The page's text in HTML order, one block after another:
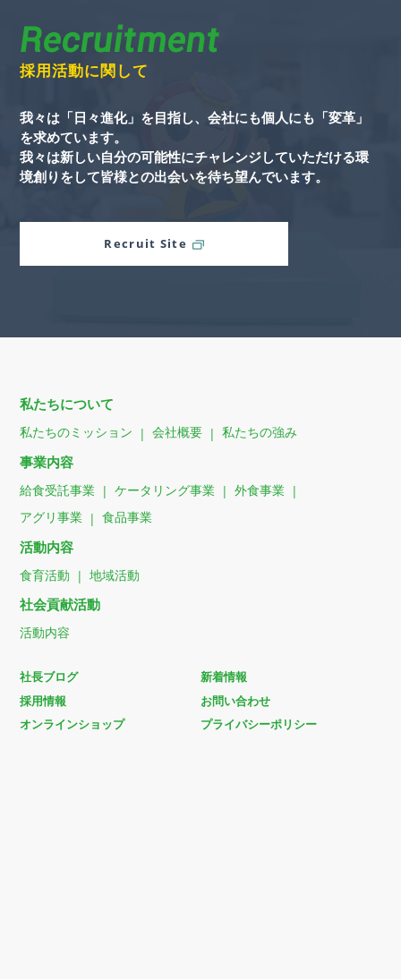
Recruitment
採用活動に関して
我々は「日々進化」を目指し、会社にも個人にも「変革」
を求めています。
我々は新しい自分の可能性にチャレンジしていただける環
境創りをして皆様との出会いを待ち望んでいます。
Recruit Site
私たちについて
私たちのミッション 会社概要 私たちの強み
事業内容
給食受託事業 ケータリング事業
外食事業
アグリ事業
食品事業
活動内容
食育活動 地域活動
社会貢献活動
活動内容
社長ブログ
新着情報
採用情報
お問い合わせ
オンラインショップ
プライバシーポリシー